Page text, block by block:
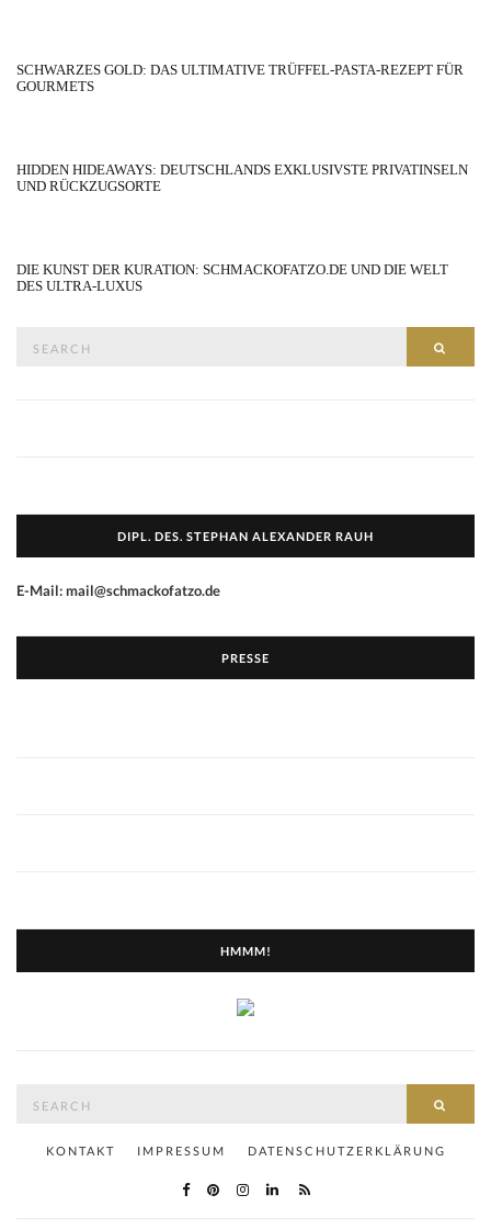
SCHWARZES GOLD: DAS ULTIMATIVE TRÜFFEL-PASTA-REZEPT FÜR
GOURMETS
HIDDEN HIDEAWAYS: DEUTSCHLANDS EXKLUSIVSTE PRIVATINSELN
UND RÜCKZUGSORTE
DIE KUNST DER KURATION: SCHMACKOFATZO.DE UND DIE WELT
DES ULTRA-LUXUS
DIPL. DES. STEPHAN ALEXANDER RAUH
E-Mail: mail@schmackofatzo.de
PRESSE
HMMM!
KONTAKT IMPRESSUM DATENSCHUTZERKLÄRUNG